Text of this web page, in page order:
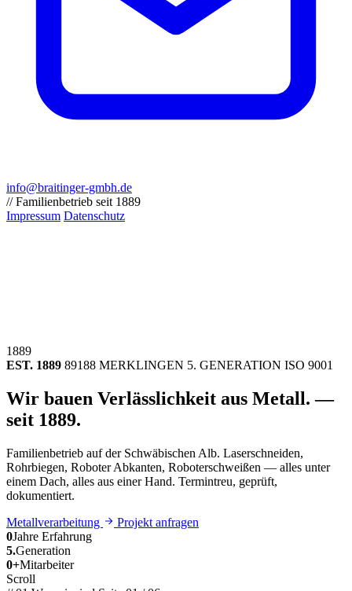
info@braitinger-gmbh.de
// Familienbetrieb seit 1889
Impressum Datenschutz
1889
EST. 1889 89188 MERKLINGEN 5. GENERATION ISO 9001
Wir bauen Verlässlichkeit aus Metall. —
seit 1889.
Familienbetrieb auf der Schwäbischen Alb. Laserschneiden,
Rohrbiegen, Roboter Abkanten, Roboterschweißen — alles unter
einem Dach, alles aus einer Hand. Termintreu, geprüft,
dokumentiert.
Metallverarbeitung
Projekt anfragen
0Jahre Erfahrung
5.Generation
0+Mitarbeiter
Scroll